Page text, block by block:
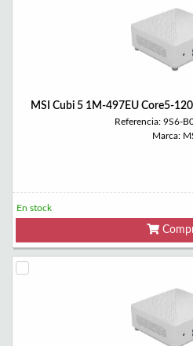
MSI Cubi 5 1M-497EU Core5-
Referencia: 9S6-
Marca:
En stock